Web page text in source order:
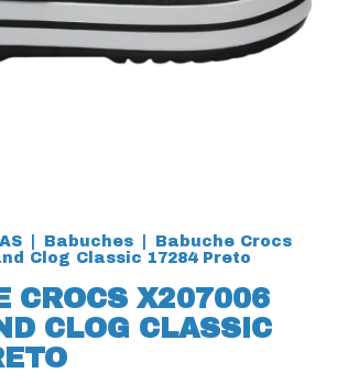
Babuches
Babuche Crocs
Clog Classic 17284 Preto
CROCS X207006
CLOG CLASSIC